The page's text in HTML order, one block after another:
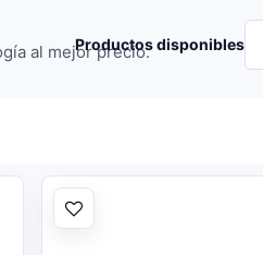
al mejor precio.
Productos disponibles